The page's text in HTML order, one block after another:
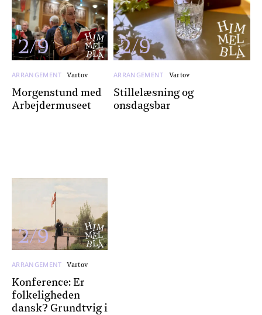
2/9
ARRANGEMENT Vartov
Morgenstund med
Arbejdermuseet
2/9
ARRANGEMENT Vartov
Stillelæsning og
onsdagsbar
2/9
ARRANGEMENT Vartov
Konference: Er
folkeligheden
dansk? Grundtvig i